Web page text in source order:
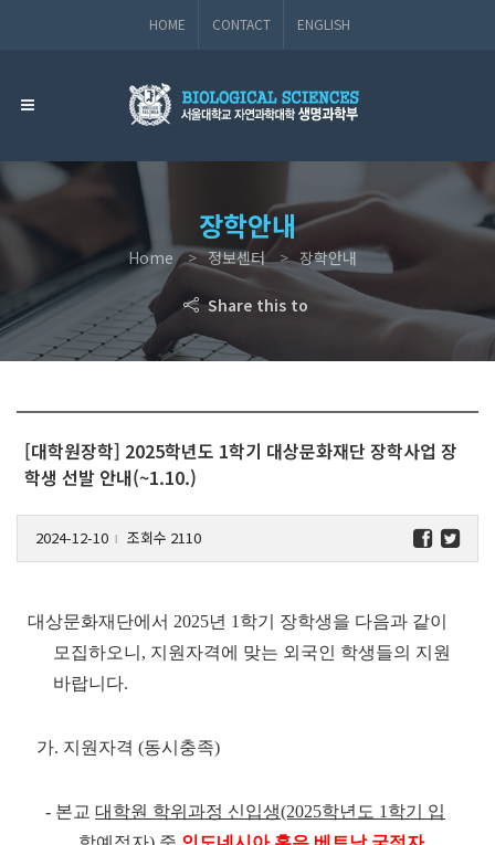
HOME CONTACT ENGLISH
장학안내
Home 정보센터 장학안내
Share this to
[대학원장학] 2025학년도 1학기 대상문화재단 장학사업 장
학생 선발 안내(~1.10.)
2024-12-10 l 조회수 2110
대상문화재단에서 2025년 1학기 장학생을 다음과 같이
모집하오니, 지원자격에 맞는 외국인 학생들의 지원
바랍니다.
가. 지원자격 (동시충족)
- 본교 대학원 학위과정 신입생(2025학년도 1학기 입